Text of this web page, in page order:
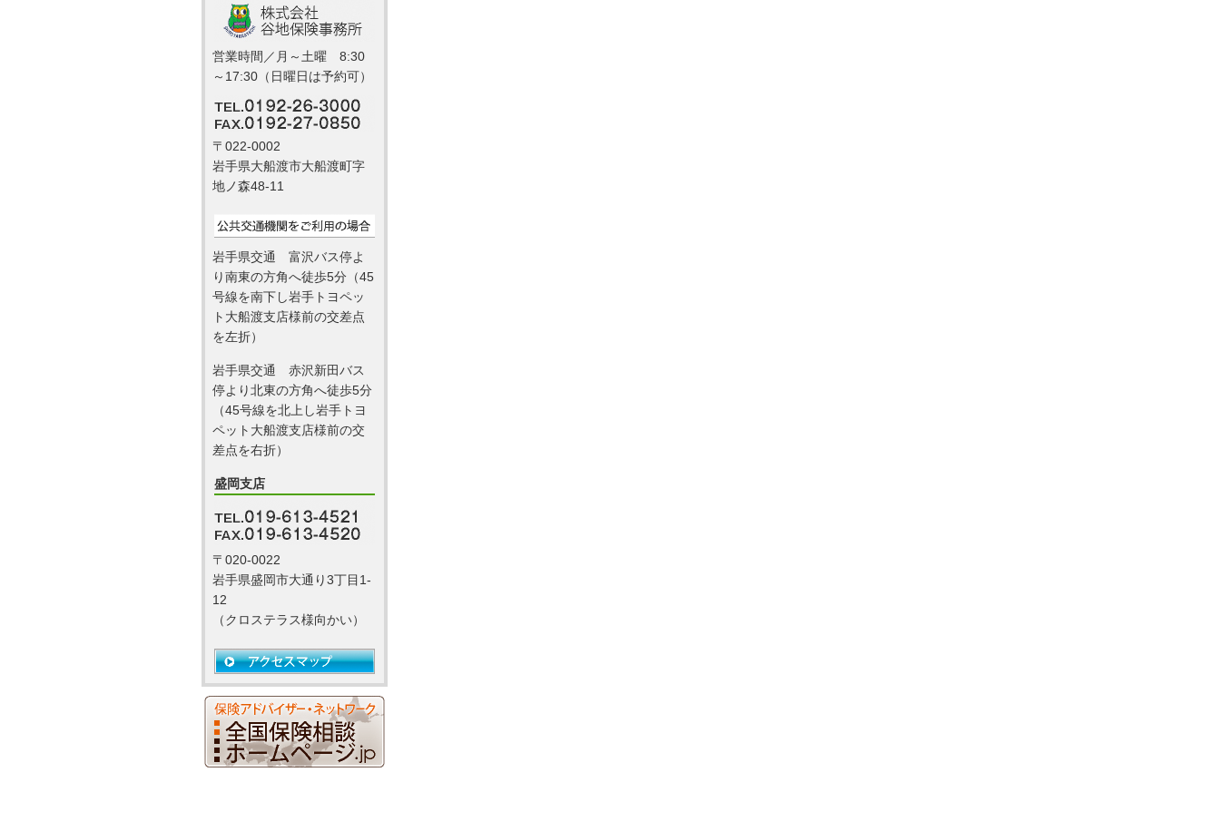
営業時間／月～土曜 8:30
～17:30（日曜日は予約可）
〒022-0002
岩手県大船渡市大船渡町字
地ノ森48-11
岩手県交通 富沢バス停よ
り南東の方角へ徒歩5分（45
号線を南下し岩手トヨペッ
ト大船渡支店様前の交差点
を左折）
岩手県交通 赤沢新田バス
停より北東の方角へ徒歩5分
（45号線を北上し岩手トヨ
ペット大船渡支店様前の交
差点を右折）
盛岡支店
〒020-0022
岩手県盛岡市大通り3丁目1-
12
（クロステラス様向かい）